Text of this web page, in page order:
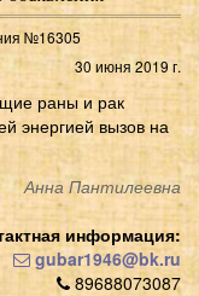
№16305
30 июня 2019 г.
раны и рак
энергией вызов на
Анна Пантилеевна
информация:
gubar1946@bk.ru
89688073087